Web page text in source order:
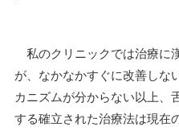
私のクリニックでは治療に
が、なかなかすぐに改善しな
カニズムが分からない以上、
する確立された治療法は現在